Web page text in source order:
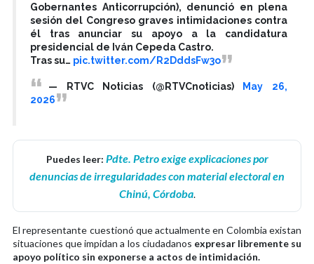
Gobernantes Anticorrupción), denunció en plena
sesión del Congreso graves intimidaciones contra
él tras anunciar su apoyo a la candidatura
presidencial de Iván Cepeda Castro.
Tras su… pic.twitter.com/R2DddsFw3o
— RTVC Noticias (@RTVCnoticias) May 26,
2026
Puedes leer: Pdte. Petro exige explicaciones por
denuncias de irregularidades con material electoral en
Chinú, Córdoba.
El representante cuestionó que actualmente en Colombia existan
situaciones que impidan a los ciudadanos expresar libremente su
apoyo político sin exponerse a actos de intimidación.